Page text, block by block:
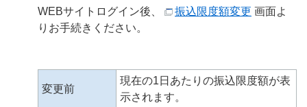
WEBサイトログイン後、 振込限度額変更 画面よ
りお手続きください。
変更前
現在の1日あたりの振込限度額が表
示されます。